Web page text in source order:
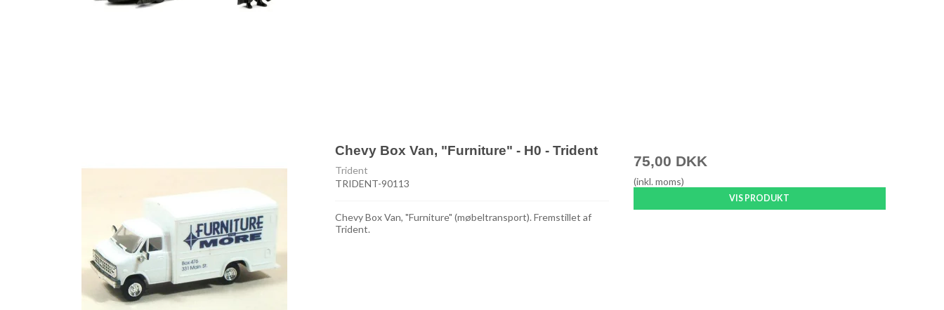
Chevy Box Van, "Furniture" - H0 - Trident
Trident
TRIDENT-90113
Chevy Box Van, "Furniture" (møbeltransport). Fremstillet af
Trident.
75,00 DKK
(inkl. moms)
VIS PRODUKT